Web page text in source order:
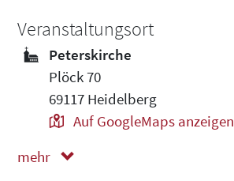
Veranstaltungsort
Peterskirche
Plöck 70
69117 Heidelberg
Auf GoogleMaps anzeigen
mehr